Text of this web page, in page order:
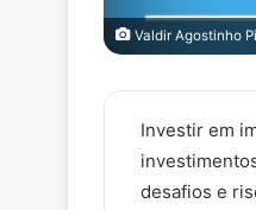
Valdir Agostinho
Investir em
desafios e